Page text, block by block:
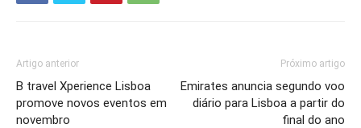
Artigo anterior
B travel Xperience Lisboa
promove novos eventos em
novembro
Próximo artigo
Emirates anuncia segundo voo
diário para Lisboa a partir do
final do ano